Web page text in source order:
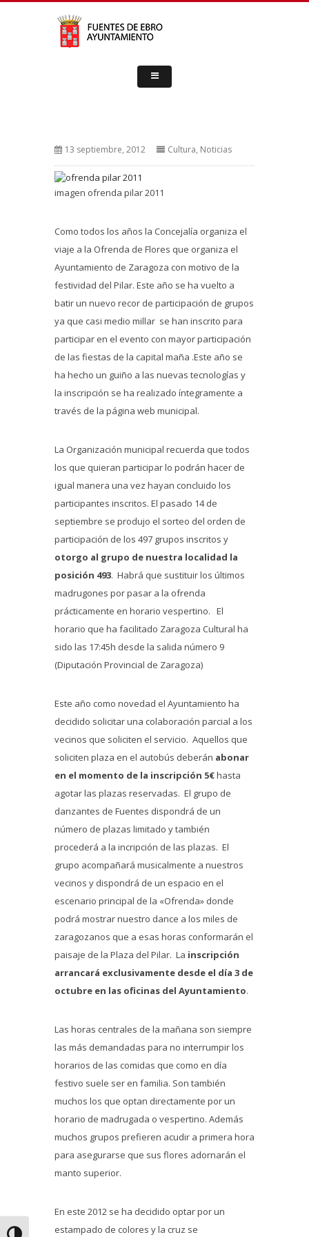
13 septiembre, 2012 Cultura, Noticias
imagen ofrenda pilar 2011
Como todos los años la Concejalía organiza el
viaje a la Ofrenda de Flores que organiza el
Ayuntamiento de Zaragoza con motivo de la
festividad del Pilar. Este año se ha vuelto a
batir un nuevo recor de participación de grupos
ya que casi medio millar se han inscrito para
participar en el evento con mayor participación
de las fiestas de la capital maña .Este año se
ha hecho un guiño a las nuevas tecnologías y
la inscripción se ha realizado íntegramente a
través de la página web municipal.
La Organización municipal recuerda que todos
los que quieran participar lo podrán hacer de
igual manera una vez hayan concluido los
participantes inscritos. El pasado 14 de
septiembre se produjo el sorteo del orden de
participación de los 497 grupos inscritos y
otorgo al grupo de nuestra localidad la
posición 493. Habrá que sustituir los últimos
madrugones por pasar a la ofrenda
prácticamente en horario vespertino. El
horario que ha facilitado Zaragoza Cultural ha
sido las 17:45h desde la salida número 9
(Diputación Provincial de Zaragoza)
Este año como novedad el Ayuntamiento ha
decidido solicitar una colaboración parcial a los
vecinos que soliciten el servicio. Aquellos que
soliciten plaza en el autobús deberán abonar
en el momento de la inscripción 5€hasta
agotar las plazas reservadas. El grupo de
danzantes de Fuentes dispondrá de un
número de plazas limitado y también
procederá a la incripción de las plazas. El
grupo acompañará musicalmente a nuestros
vecinos y dispondrá de un espacio en el
escenario principal de la «Ofrenda» donde
podrá mostrar nuestro dance a los miles de
zaragozanos que a esas horas conformarán el
paisaje de la Plaza del Pilar. La inscripción
arrancará exclusivamente desde el día 3 de
octubre en las oficinas del Ayuntamiento.
Las horas centrales de la mañana son siempre
las más demandadas para no interrumpir los
horarios de las comidas que como en día
festivo suele ser en familia. Son también
muchos los que optan directamente por un
horario de madrugada o vespertino. Además
muchos grupos prefieren acudir a primera hora
para asegurarse que sus flores adornarán el
manto superior.
En este 2012 se ha decidido optar por un
estampado de colores y la cruz se